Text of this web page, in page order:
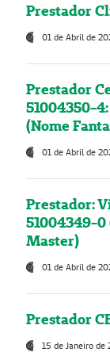
Prestador
01 de Abril de
Prestador
51004350-
(Nome
01 de Abril de
Prestador:
51004349-
Master)
01 de Abril de
Prestador
15 de Janeiro de